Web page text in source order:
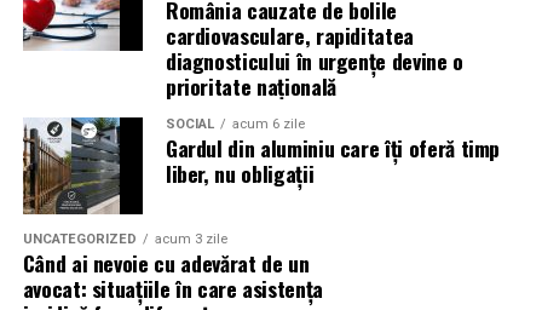
reducerea acumulării de reziduuri;
protejarea filtrului de particule;
funcționarea eficientă a sistemului antipoluare.
Acest aspect este esențial pentru reducerea riscului
unor reparații costisitoare.
Avantajele Ravenol VMP USVO 5W30
Printre cele mai importante avantaje se numără:
(Advertorial)
România cauzate de bolile
cardiovasculare, rapiditatea
diagnosticului în urgențe devine o
prioritate națională
SOCIAL acum 6 zile
Gardul din aluminiu care îți oferă timp
liber, nu obligații
UNCATEGORIZED acum 3 zile
Când ai nevoie cu adevărat de un
avocat: situațiile în care asistența